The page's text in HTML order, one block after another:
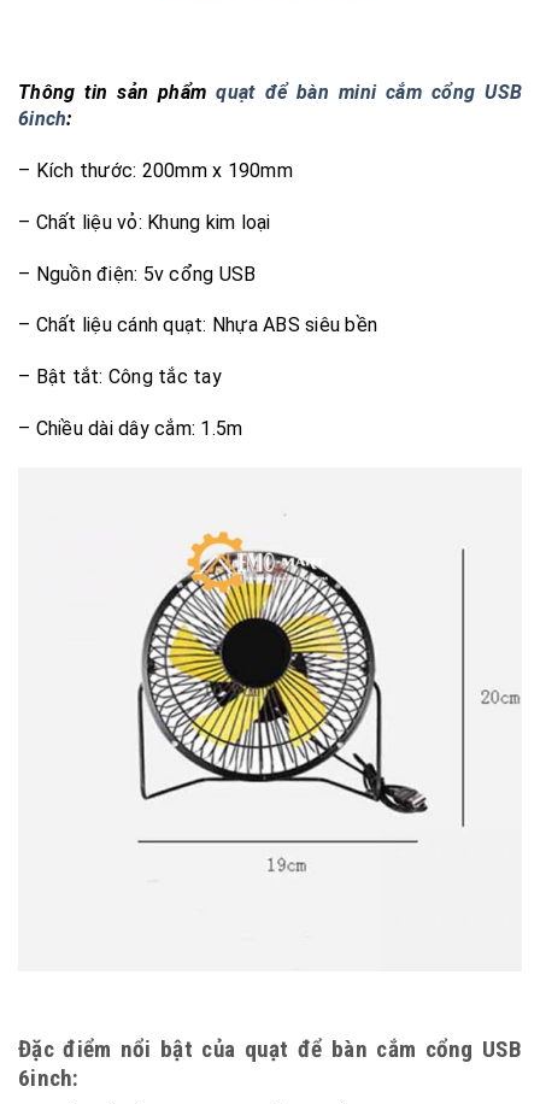
Thông tin sản phẩmquạt để bàn mini cắm cổng USB
6inch:
– Kích thước: 200mm x 190mm
– Chất liệu vỏ: Khung kim loại
– Nguồn điện: 5v cổng USB
– Chất liệu cánh quạt: Nhựa ABS siêu bền
– Bật tắt: Công tắc tay
– Chiều dài dây cắm: 1.5m
Đặc điểm nổi bật của quạt để bàn cắm cổng USB
6inch: